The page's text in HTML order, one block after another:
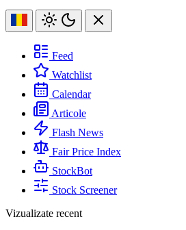
Feed
Watchlist
Calendar
Articole
Flash News
Fair Price Index
StockBot
Stock Screener
Vizualizate recent